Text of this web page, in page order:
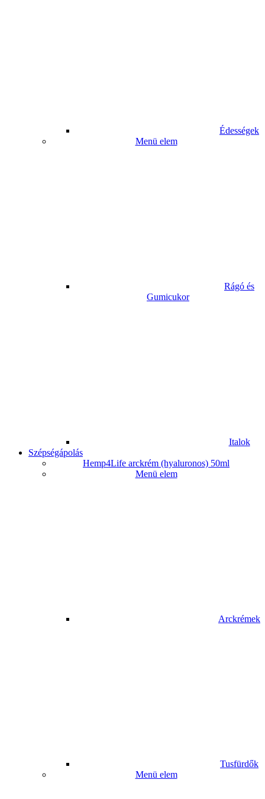
Édességek
Menü elem
Rágó és
Gumicukor
Italok
Szépségápolás
Hemp4Life arckrém (hyaluronos) 50ml
Menü elem
Arckrémek
Tusfürdők
Menü elem